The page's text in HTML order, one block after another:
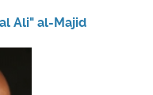
Ali" al-Majid